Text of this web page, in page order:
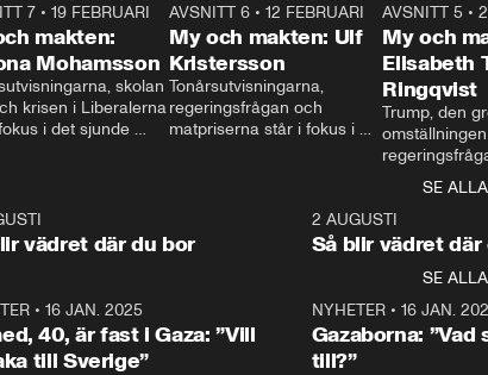
24:30
7• 19 FEBRUARI
makten:
Mohamsson
skolan
krisen i Liberalerna
i det sjunde
My
ställer
och
till svars.
27:30
AVSNITT 6 •12 FEBRUARI
My och makten: Ulf
Kristersson
Tonårsutvisningarna,
regeringsfrågan och
matpriserna står i fokus i
Rohwedder ställer
statsminister Ulf Kristersson
AVSNITT 5 •
My och
Elisabeth
Ringqvist
Trump, den
centrum i
avsnittet av
Makten”. Se
Aftonbladets
Rohwedder
Thand Ring
SE ALLA
vädret där du bor
2 AUGUSTI
Så blir vädret där
SE ALLA
• 16 JAN. 2025
40, är fast i Gaza: ”Vill
till Sverige”
NYHETER• 16 JAN.
Gazaborna:
till?”